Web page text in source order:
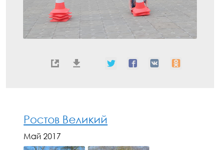
Ростов Великий
Май 2017